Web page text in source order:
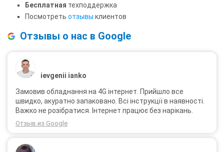
Бесплатная техподдержка
Посмотреть отзывы клиентов
Отзывы о нас в Google
ievgenii ianko
Замовив обладнання на 4G інтернет. Прийшло все
швидко, акуратно запаковано. Всі інструкції в наявності.
Важко не розібратися. Інтернет працює без нарікань.
Отзыв из Google